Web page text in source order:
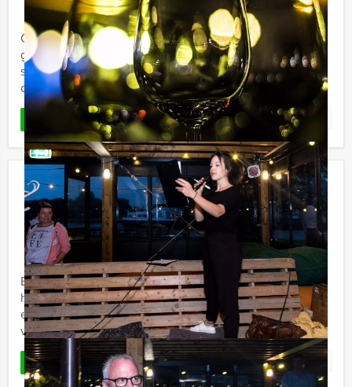
Op zoek naar een ontspannen uitje voor een sportieve
groep? Holland Tour Guides biedt nu een afwisselende
sportquiz aan in een gezellige kroeg in het centrum van
de stad. ...
Favoriet
PopQuiz Diner Groningen
Vanaf€ 64,50 p.p. excl. BTW
Vanaf 12 personen ‐ 4 uur
Een Popquiz Diner van Holland Tour Guides is een
heerlijke combinatie van een muzikale kennisquiz en
een eersteklas diner op een toplocatie. Je
vrijgezellenuitje of ...
LEES MEER Favoriet